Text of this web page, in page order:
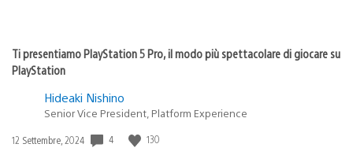
Ti presentiamo PlayStation 5 Pro, il modo più spettacolare di giocare su
PlayStation
Hideaki Nishino
Senior Vice President, Platform Experience
Data
12 Settembre, 2024 4 130